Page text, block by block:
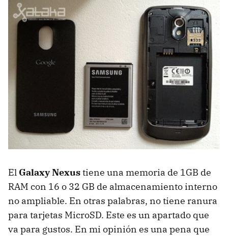
El Galaxy Nexustiene una memoria de 1GB de
RAM con 16 o 32 GB de almacenamiento interno
no ampliable. En otras palabras, no tiene ranura
para tarjetas MicroSD. Este es un apartado que
va para gustos. En mi opinión es una pena que